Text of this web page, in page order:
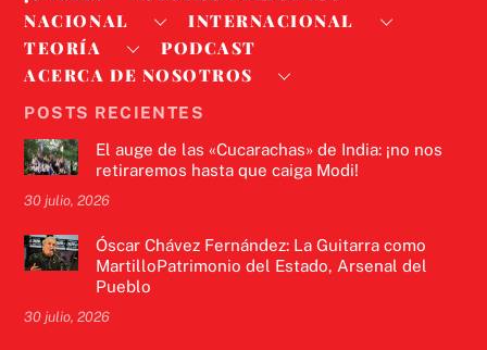
NACIONAL
INTERNACIONAL
TEORÍA
PODCAST
ACERCA DE NOSOTROS
POSTS RECIENTES
El auge de las «Cucarachas» de India: ¡no nos
retiraremos hasta que caiga Modi!
30 julio, 2026
Óscar Chávez Fernández: La Guitarra como
MartilloPatrimonio del Estado, Arsenal del
Pueblo
30 julio, 2026